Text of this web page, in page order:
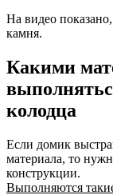
На видео
камня.
Какими
колодца
Если домик
материала, то
конструкции.
Выполняются